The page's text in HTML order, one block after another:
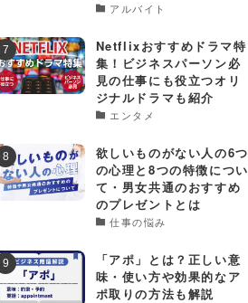
アルバイト
Netflixおすすめドラマ特
集！ビジネスパーソン必
見の仕事にも役立つオリ
ジナルドラマも紹介
エンタメ
欲しいものがない人の6つ
の心理と8つの特徴につい
て・男女共通のおすすめ
のプレゼントとは
仕事の悩み
「アポ」とは？正しい意
味・使い方や効果的なア
ポ取りの方法も解説